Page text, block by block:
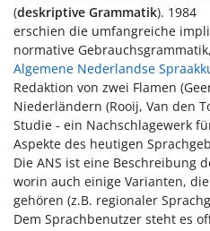
(deskriptive Grammatik). 1984
erschien die umfangreiche
normative
Algemene Nederlandse
Redaktion von zwei Flamen
Niederländern (Rooij, Van den
Studie - ein Nachschlagewerk
Aspekte des heutigen
Die ANS ist eine Beschreibung
worin auch einige Varianten,
gehören (z.B. regionaler
Dem Sprachbenutzer steht es